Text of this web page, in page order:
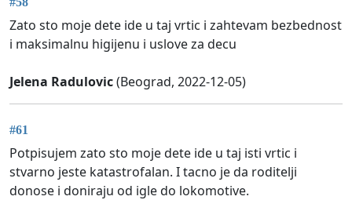
Zato sto moje dete ide u taj vrtic i zahtevam bezbednost
i maksimalnu higijenu i uslove za decu
Jelena Radulovic(Beograd, 2022-12-05)
#61
Potpisujem zato sto moje dete ide u taj isti vrtic i
stvarno jeste katastrofalan. I tacno je da roditelji
donose i doniraju od igle do lokomotive.